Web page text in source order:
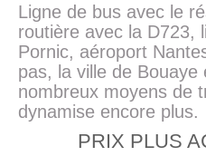
Ligne de bus avec le
routière avec la D723,
Pornic, aéroport
pas, la ville de
nombreux moyens de
dynamise encore plus.
PRIX PLUS